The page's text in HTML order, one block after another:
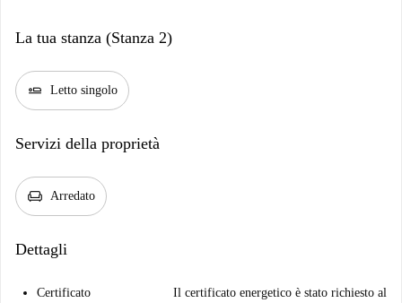
La tua stanza (Stanza 2)
airline_seat_flat Letto singolo
Servizi della proprietà
chair Arredato
Dettagli
Certificato
Il certificato energetico è stato richiesto al